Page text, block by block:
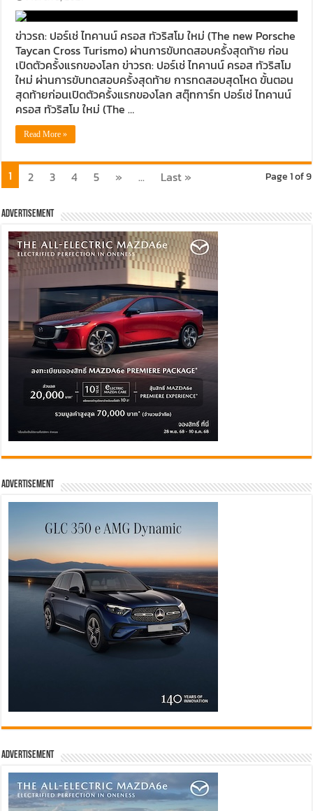
ข่าวรถ: ปอร์เช่ ไทคานน์ ครอส ทัวริสโม ใหม่ (The new Porsche
Taycan Cross Turismo) ผ่านการขับทดสอบครั้งสุดท้าย ก่อน
เปิดตัวครั้งแรกของโลก ข่าวรถ: ปอร์เช่ ไทคานน์ ครอส ทัวริสโม
ใหม่ ผ่านการขับทดสอบครั้งสุดท้าย การทดสอบสุดโหด ขั้นตอน
สุดท้ายก่อนเปิดตัวครั้งแรกของโลก สตุ๊ทการ์ท ปอร์เช่ ไทคานน์
ครอส ทัวริสโม ใหม่ (The …
Read More »
Page 1 of 9
1 2 3 4 5 » ... Last »
Advertisement
Advertisement
Advertisement